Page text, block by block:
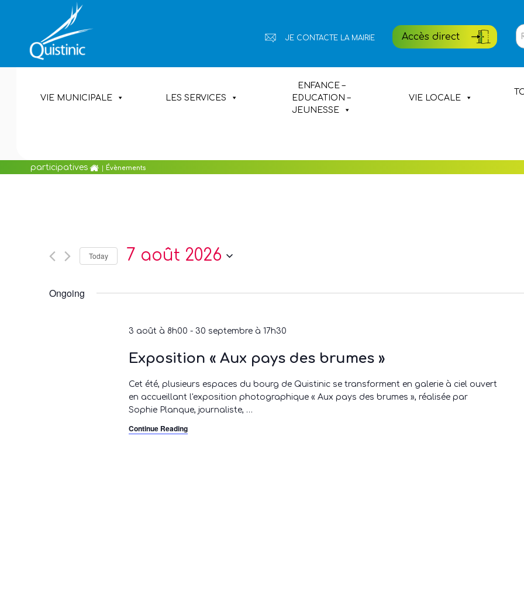
JE CONTACTE LA MAIRIE Accès direct
pour
MAIRIE DE QUISTINIC
VIE MUNICIPALE LES SERVICES
ENFANCE –
EDUCATION –
JEUNESSE
VIE LOCALE
participativesAccueil Évènements
Today 7 août 2026
c
d
t
e
Ongoing
3 août à 8h00 - 30 septembre à 17h30
Exposition « Aux pays des brumes »
Cet été, plusieurs espaces du bourg de Quistinic se transforment en galerie à ciel ouvert
en accueillant l'exposition photographique « Aux pays des brumes », réalisée par
Sophie Planque, journaliste, …
Continue Reading